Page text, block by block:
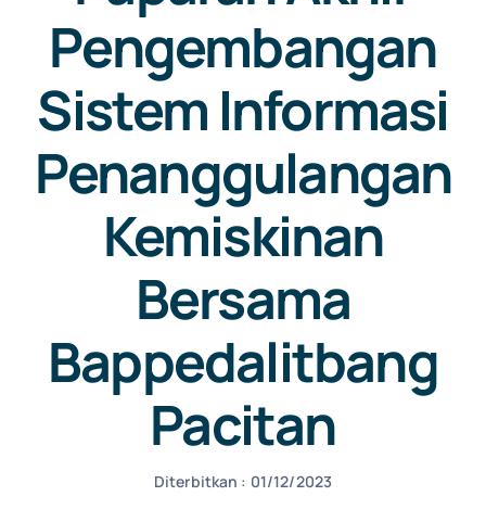
PRODUCTS & SERVICES
PORTFOLIO
CLIENTS
NEWS
CONTACT US
Pengembangan
Sistem Informasi
Penanggulangan
Kemiskinan
Bersama
Bappedalitbang
Pacitan
Diterbitkan : 01/12/2023